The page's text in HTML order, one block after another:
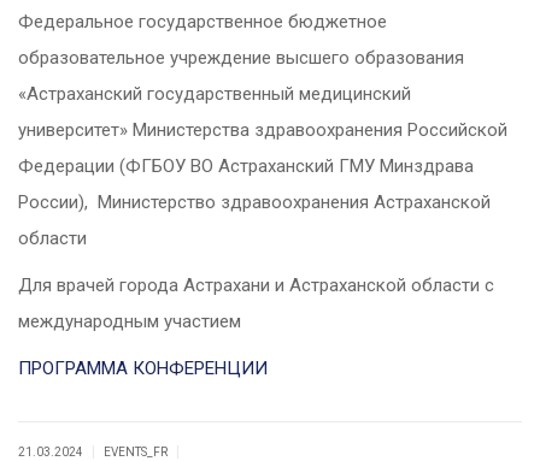
Федеральное государственное бюджетное
образовательное учреждение высшего образования
«Астраханский государственный медицинский
университет» Министерства здравоохранения Российской
Федерации (ФГБОУ ВО Астраханский ГМУ Минздрава
России), Министерство здравоохранения Астраханской
области
Для врачей города Астрахани и Астраханской области с
международным участием
ПРОГРАММА КОНФЕРЕНЦИИ
21.03.2024 EVENTS_FR